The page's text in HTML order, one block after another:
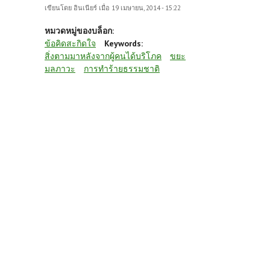
เขียนโดย อินเนียร์ เมื่อ 19 เมษายน, 2014 - 15:22
หมวดหมู่ของบล็อก:
ข้อคิดสะกิดใจ
Keywords:
สิ่งตามมาหลังจากผู้คนได้บริโภค
ขยะ
มลภาวะ
การทำร้ายธรรมชาติ